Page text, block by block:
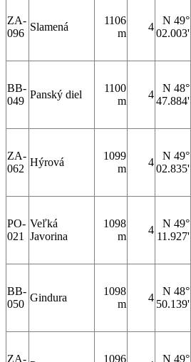
ZA-
096
Slamená
1106
m
4
N 49°
02.003'
BB-
049
Panský diel
1100
m
4
N 48°
47.884'
ZA-
062
Hýrová
1099
m
4
N 49°
02.835'
PO-
021
Veľká
Javorina
1098
m
4
N 49°
11.927'
BB-
050
Gindura
1098
m
4
N 48°
50.139'
ZA- 1096 N 49°